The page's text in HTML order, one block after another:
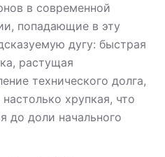
в современной
попадающие в эту
дугу: быстрая
растущая
технического долга,
хрупкая, что
до доли начального